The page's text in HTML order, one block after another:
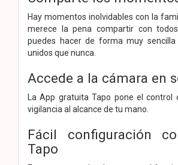
Hay momentos inolvidables con la
merece la pena compartir con
puedes hacer de forma muy
unidos que nunca.
Accede a la cámara en
La App gratuita Tapo pone el control
vigilancia al alcance de tu mano.
Fácil configuración
Tapo